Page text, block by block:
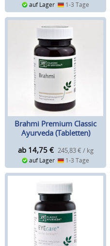
auf Lager 1-3 Tage
Brahmi Premium Classic
Ayurveda (Tabletten)
ab 14,75 € 245,83 € / kg
auf Lager 1-3 Tage